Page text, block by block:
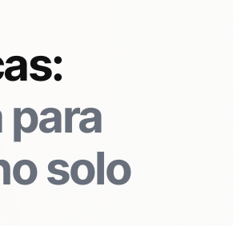
para
solo